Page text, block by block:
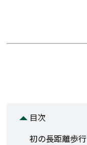
目次
初の長距離歩行